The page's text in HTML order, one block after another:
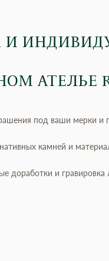
И
АТЕЛЬЕ
под ваши мерки и
камней и
доработки и